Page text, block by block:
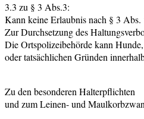
3.3 zu § 3 Abs.3:
Kann keine Erlaubnis nach § 3
Zur Durchsetzung des
Die Ortspolizeibehörde kann
oder tatsächlichen Gründen
Zu den besonderen Halterpflichten
und zum Leinen- und